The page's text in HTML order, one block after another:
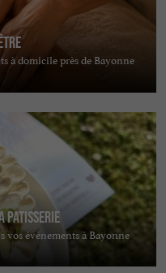
à domicile près de Bayonne
PATISSERIE
vos événements à Bayonne